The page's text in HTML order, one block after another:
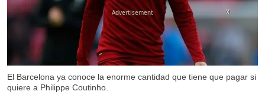
El Barcelona ya conoce la enorme cantidad que tiene que pagar si
quiere a Philippe Coutinho.
X